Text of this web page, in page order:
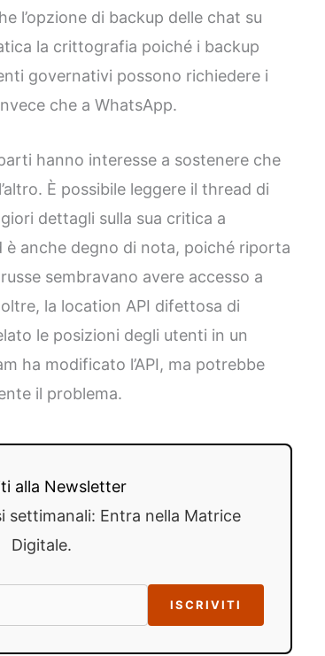
l’opzione di backup delle chat su
la crittografia poiché i backup
governativi possono richiedere i
che a WhatsApp.
hanno interesse a sostenere che
È possibile leggere il thread di
dettagli sulla sua critica a
è anche degno di nota, poiché riporta
sembravano avere accesso a
la location API difettosa di
le posizioni degli utenti in un
ha modificato l’API, ma potrebbe
il problema.
alla Newsletter
settimanali: Entra nella Matrice
Digitale.
ISCRIVITI